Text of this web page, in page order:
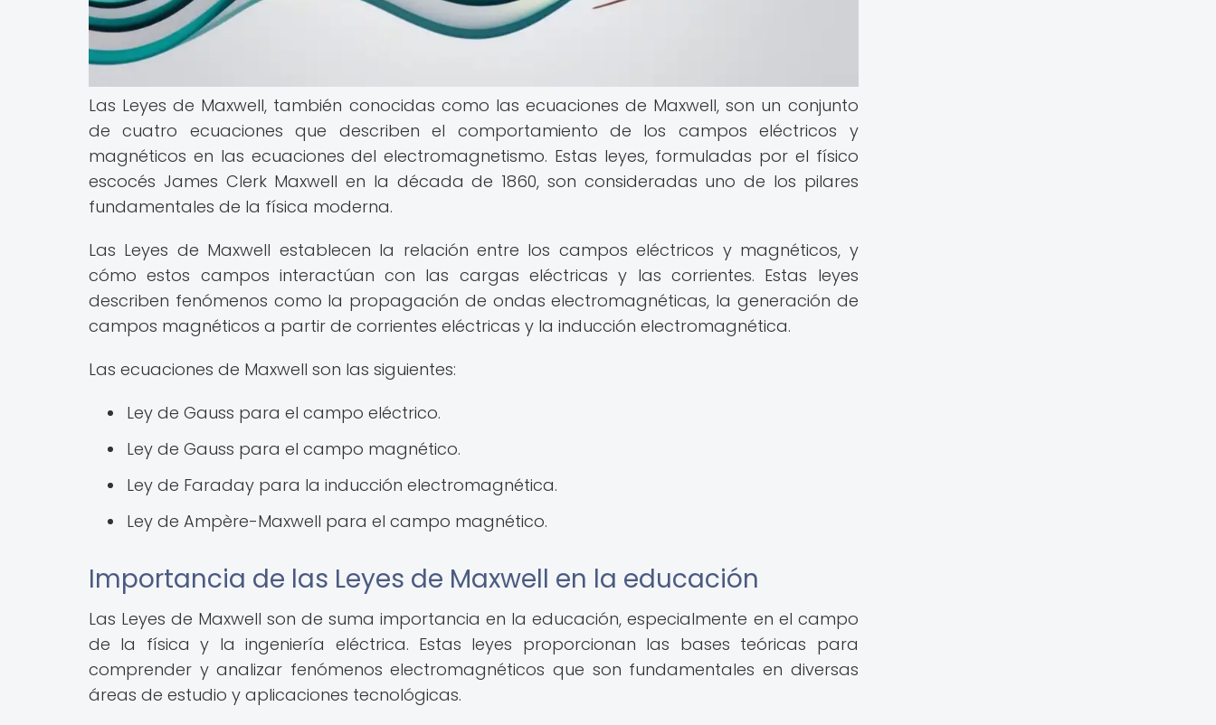
Las Leyes de Maxwell, también conocidas como las ecuaciones de Maxwell, son un conjunto
de cuatro ecuaciones que describen el comportamiento de los campos eléctricos y
magnéticos en las ecuaciones del electromagnetismo. Estas leyes, formuladas por el físico
escocés James Clerk Maxwell en la década de 1860, son consideradas uno de los pilares
fundamentales de la física moderna.
Las Leyes de Maxwell establecen la relación entre los campos eléctricos y magnéticos, y
cómo estos campos interactúan con las cargas eléctricas y las corrientes. Estas leyes
describen fenómenos como la propagación de ondas electromagnéticas, la generación de
campos magnéticos a partir de corrientes eléctricas y la inducción electromagnética.
Las ecuaciones de Maxwell son las siguientes:
Ley de Gauss para el campo eléctrico.
Ley de Gauss para el campo magnético.
Ley de Faraday para la inducción electromagnética.
Ley de Ampère-Maxwell para el campo magnético.
Importancia de las Leyes de Maxwell en la educación
Las Leyes de Maxwell son de suma importancia en la educación, especialmente en el campo
de la física y la ingeniería eléctrica. Estas leyes proporcionan las bases teóricas para
comprender y analizar fenómenos electromagnéticos que son fundamentales en diversas
áreas de estudio y aplicaciones tecnológicas.